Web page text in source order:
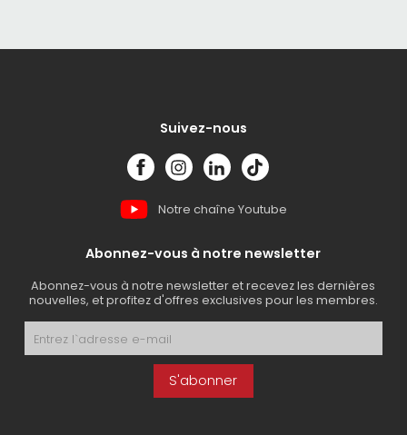
Suivez-nous
Notre chaîne Youtube
Abonnez-vous à notre newsletter
Abonnez-vous à notre newsletter et recevez les dernières
nouvelles, et profitez d'offres exclusives pour les membres.
S'abonner